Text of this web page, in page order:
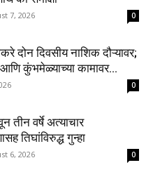
7, 2026 0
दोन दिवसीय नाशिक दौऱ्यावर;
कुंभमेळ्याच्या कामावर...
0
तीन वर्षे अत्याचार
तिघांविरुद्ध गुन्हा
6, 2026 0